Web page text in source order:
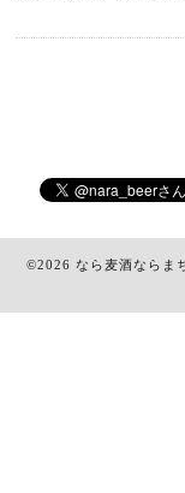
©2026 なら麦酒ならま